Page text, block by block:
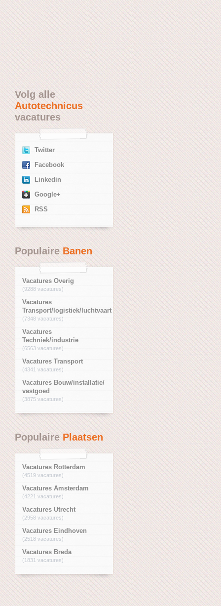
Volg alle
Autotechnicus
vacatures
Twitter
Facebook
Linkedin
Google+
RSS
PopulaireBanen
Vacatures Overig
(9288 vacatures)
Vacatures
Transport/logistiek/luchtvaart
(7348 vacatures)
Vacatures
Techniek/industrie
(6563 vacatures)
Vacatures Transport
(4341 vacatures)
Vacatures Bouw/installatie/
vastgoed
(3875 vacatures)
PopulairePlaatsen
Vacatures Rotterdam
(4519 vacatures)
Vacatures Amsterdam
(4221 vacatures)
Vacatures Utrecht
(2958 vacatures)
Vacatures Eindhoven
(2518 vacatures)
Vacatures Breda
(1831 vacatures)